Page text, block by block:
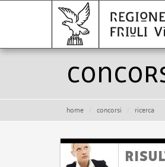
home concorsi ricerca